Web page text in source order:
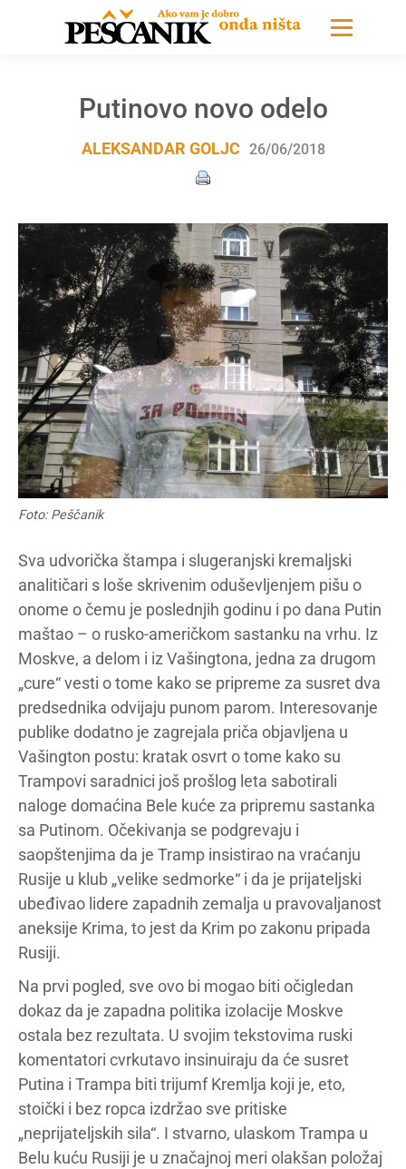
Putinovo novo odelo
ALEKSANDAR GOLJC 26/06/2018
Foto: Peščanik
Sva udvorička štampa i slugeranjski kremaljski
analitičari s loše skrivenim oduševljenjem pišu o
onome o čemu je poslednjih godinu i po dana Putin
maštao – o rusko-američkom sastanku na vrhu. Iz
Moskve, a delom i iz Vašingtona, jedna za drugom
„cure“ vesti o tome kako se pripreme za susret dva
predsednika odvijaju punom parom. Interesovanje
publike dodatno je zagrejala priča objavljena u
Vašington postu: kratak osvrt o tome kako su
Trampovi saradnici još prošlog leta sabotirali
naloge domaćina Bele kuće za pripremu sastanka
sa Putinom. Očekivanja se podgrevaju i
saopštenjima da je Tramp insistirao na vraćanju
Rusije u klub „velike sedmorke“ i da je prijateljski
ubeđivao lidere zapadnih zemalja u pravovaljanost
aneksije Krima, to jest da Krim po zakonu pripada
Rusiji.
Na prvi pogled, sve ovo bi mogao biti očigledan
dokaz da je zapadna politika izolacije Moskve
ostala bez rezultata. U svojim tekstovima ruski
komentatori cvrkutavo insinuiraju da će susret
Putina i Trampa biti trijumf Kremlja koji je, eto,
stoički i bez ropca izdržao sve pritiske
„neprijateljskih sila“. I stvarno, ulaskom Trampa u
Belu kuću Rusiji je u značajnoj meri olakšan položaj